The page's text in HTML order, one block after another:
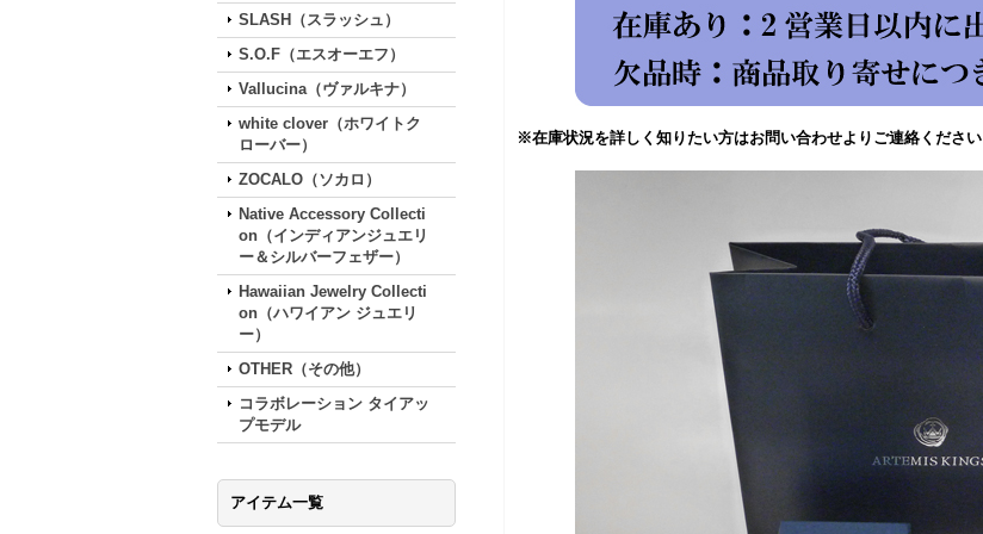
SLASH（スラッシュ）
S.O.F（エスオーエフ）
Vallucina（ヴァルキナ）
white clover（ホワイトク
ローバー）
ZOCALO（ソカロ）
Native Accessory Collecti
on（インディアンジュエリ
ー＆シルバーフェザー）
Hawaiian Jewelry Collecti
on（ハワイアン ジュエリ
ー）
OTHER（その他）
コラボレーション タイアッ
プモデル
アイテム一覧
※在庫状況を詳しく知りたい方はお問い合わせよりご連絡ください